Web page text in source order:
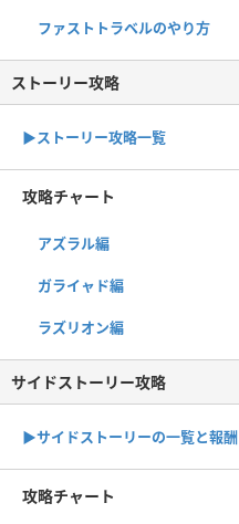
ファストトラベルのやり方
ストーリー攻略
▶︎ストーリー攻略一覧
攻略チャート
アズラル編
ガライャド編
ラズリオン編
サイドストーリー攻略
▶サイドストーリーの一覧と報酬
攻略チャート